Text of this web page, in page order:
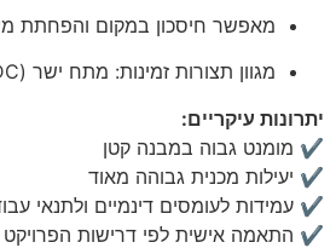
מאפשר חיסכון במקום והפחתת
מגוון תצורות זמינות: מתח ישר (DC), מתח חילופין (AC) ומנועים סרוו.
יתרונות עיקריים:
✔️ מומנט גבוה במבנה קטן
✔️ יעילות מכנית גבוהה מאוד
✔️ עמידות לעומסים דינמיים ולתנאי
✔️ התאמה אישית לפי דרישות הפרויקט